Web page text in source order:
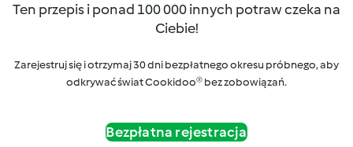
Ten przepis i ponad 100 000 innych potraw czeka na
Ciebie!
Zarejestruj się i otrzymaj 30 dni bezpłatnego okresu próbnego, aby
odkrywać świat Cookidoo® bez zobowiązań.
Bezpłatna rejestracja